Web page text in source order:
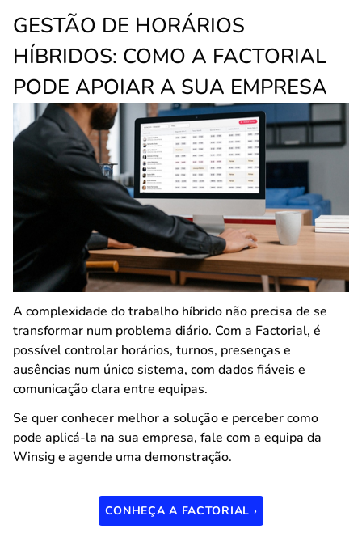
GESTÃO DE HORÁRIOS
HÍBRIDOS: COMO A FACTORIAL
PODE APOIAR A SUA EMPRESA
A complexidade do trabalho híbrido não precisa de se
transformar num problema diário. Com a Factorial, é
possível controlar horários, turnos, presenças e
ausências num único sistema, com dados fiáveis e
comunicação clara entre equipas.
Se quer conhecer melhor a solução e perceber como
pode aplicá-la na sua empresa, fale com a equipa da
Winsig e agende uma demonstração.
CONHEÇA A FACTORIAL